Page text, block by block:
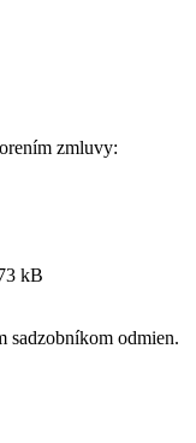
zmluvy:
kB
sadzobníkom odmien.